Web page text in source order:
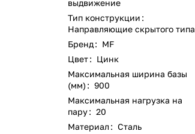
выдвижение
Тип конструкции :
Направляющие скрытого типа
Бренд: MF
Цвет: Цинк
Максимальная ширина базы
(мм) : 900
Максимальная нагрузка на
пару: 20
Материал : Сталь